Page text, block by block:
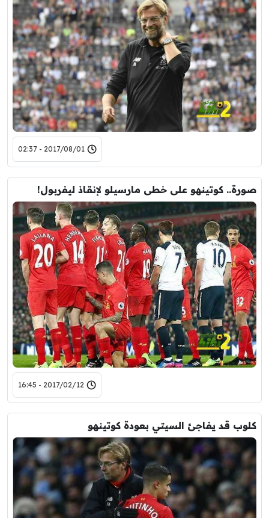
2017/08/01 - 02:37
صورة.. كوتينهو على خطى مارسيلو لإنقاذ ليفربول!
2017/02/12 - 16:45
كلوب قد يفاجئ السيتي بعودة كوتينهو